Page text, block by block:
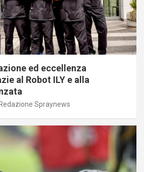
ed eccellenza
al Robot ILY e alla
Spraynews